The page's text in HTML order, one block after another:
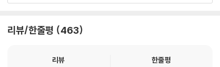
--- p.45 「창문을 통과하는 빛과 같이」중에서
그 무렵 꿈을 자주 꿨다. 비가 오는 꿈을, 그러니까 비가 오는 날 누군가와
7년 전 ‘나’는 배우를 목표로 준비하던 중 친구인 ‘너’의 소개로 독립영화를
는 영화는 독특한 방식으로 제작되는데, 시나리오가 없고 배우가 극중 인
리뷰/한줄평 463
리뷰 한줄평